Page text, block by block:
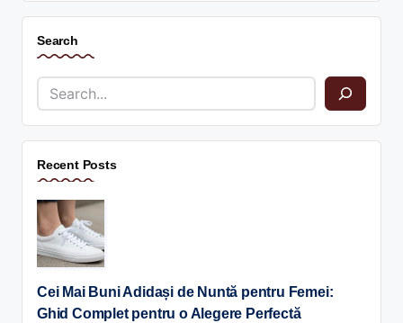
Search
Recent Posts
Cei Mai Buni Adidași de Nuntă pentru Femei:
Ghid Complet pentru o Alegere Perfectă